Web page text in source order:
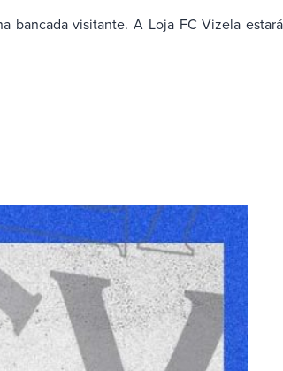
bancada visitante. A Loja FC Vizela estará